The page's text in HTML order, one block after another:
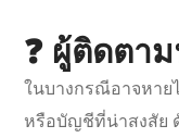
❓ ผู้ติดตา
ในบางกรณีอาจหา
หรือบัญชีที่น่าสงสัย